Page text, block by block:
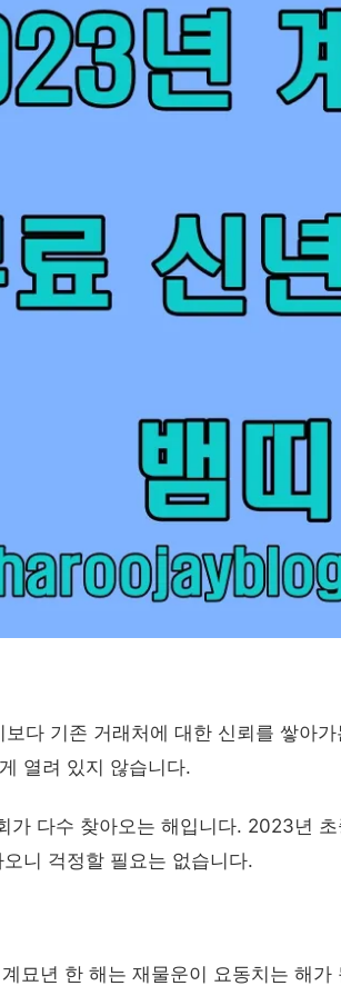
다 기존 거래처에 대한 신뢰를 쌓아
열려 있지 않습니다.
가 다수 찾아오는 해입니다. 2023년
니 걱정할 필요는 없습니다.
묘년 한 해는 재물운이 요동치는 해